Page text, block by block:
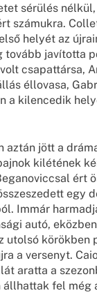
sérülés
számukra.
helyét az
tovább javította
csapattársa,
éllovasa,
a kilencedik
aztán jött a
kilétének
ért
egy
Immár
autó,
utolsó körökben
a versenyt.
aratta a
állhattak fel még